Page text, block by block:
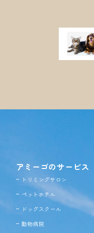
アミーゴのサービス
トリミングサロン
ペットホテル
ドッグスクール
動物病院